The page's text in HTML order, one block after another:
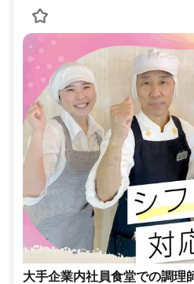
大手企業内社員食堂での調理